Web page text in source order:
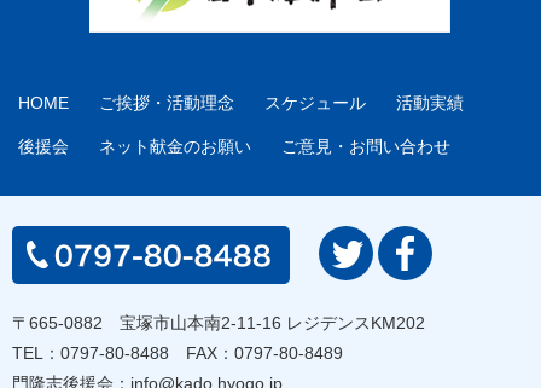
HOME ご挨拶・活動理念 スケジュール 活動実績
後援会 ネット献金のお願い ご意見・お問い合わせ
〒665-0882 宝塚市山本南2-11-16 レジデンスKM202
TEL： 0797-80-8488 FAX：0797-80-8489
門隆志後援会： info@kado.hyogo.jp